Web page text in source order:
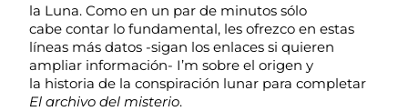
la Luna. Como en un par de minutos sólo
cabe contar lo fundamental, les ofrezco en estas
líneas más datos -sigan los enlaces si quieren
ampliar información- I’m sobre el origen y
la historia de la conspiración lunar para completar
El archivo del misterio.